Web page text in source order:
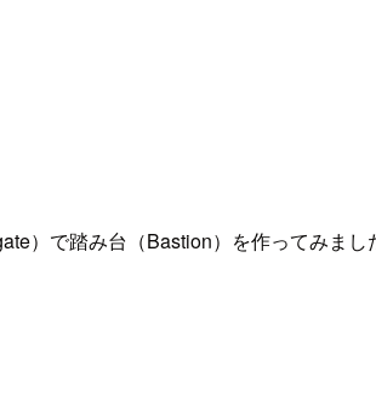
）で踏み台（Bastion）を作ってみま